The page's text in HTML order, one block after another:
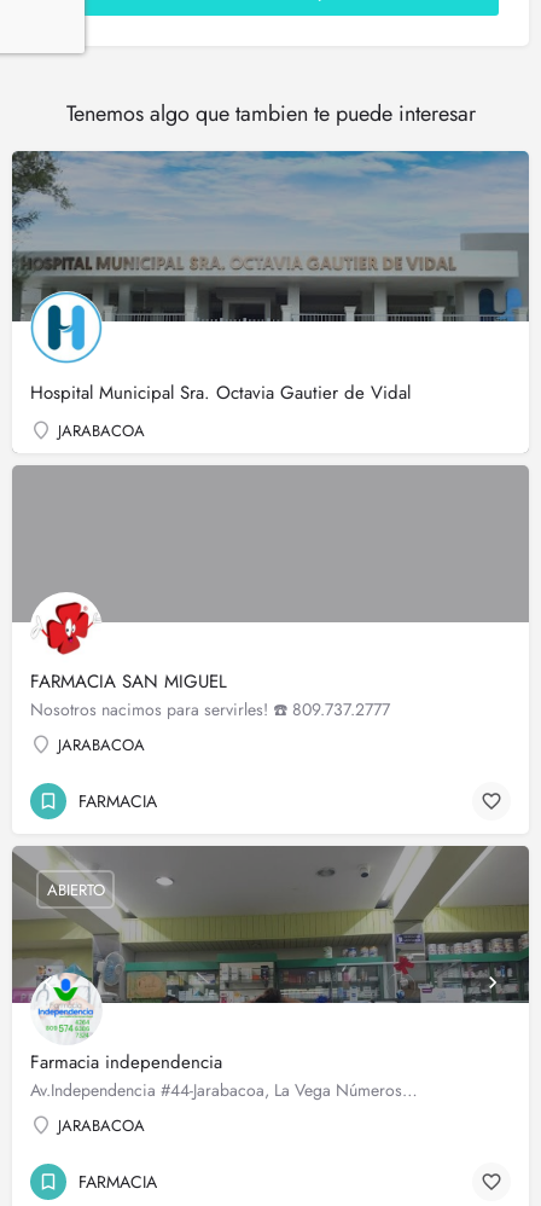
Tenemos algo que tambien te puede interesar
Hospital Municipal Sra. Octavia Gautier de Vidal
JARABACOA
FARMACIA SAN MIGUEL
Nosotros nacimos para servirles! ☎️ 809.737.2777
JARABACOA
FARMACIA
Farmacia independencia
Av.Independencia #44-Jarabacoa, La Vega Números…
JARABACOA
ABIERTO
FARMACIA